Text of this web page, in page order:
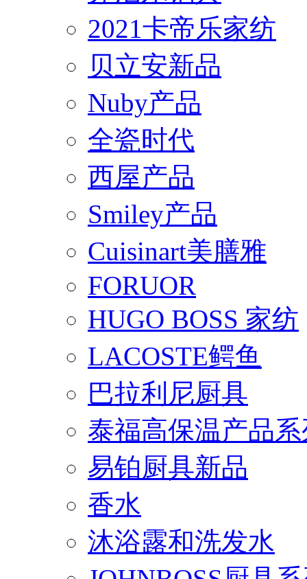
2021卡帝乐家纺
贝立安新品
Nuby产品
全瓷时代
西屋产品
Smiley产品
Cuisinart美膳雅
FORUOR
HUGO BOSS 家纺
LACOSTE鳄鱼
巴拉利尼厨具
泰福高保温产品
易铂厨具新品
香水
沐浴露和洗发水